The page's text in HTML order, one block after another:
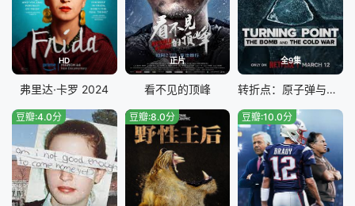
HD
弗里达·卡罗 2024
正片
看不见的顶峰
全9集
转折点：原子弹与冷战
豆瓣:4.0分 豆瓣:8.0分 豆瓣:10.0分